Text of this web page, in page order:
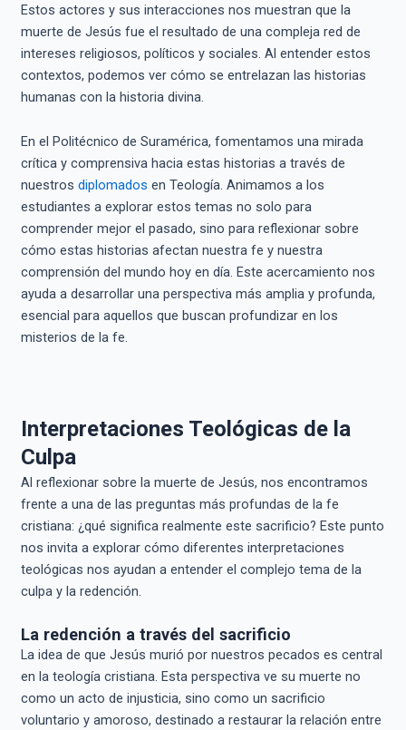
Estos actores y sus interacciones nos muestran que la
muerte de Jesús fue el resultado de una compleja red de
intereses religiosos, políticos y sociales. Al entender estos
contextos, podemos ver cómo se entrelazan las historias
humanas con la historia divina.
En el Politécnico de Suramérica, fomentamos una mirada
crítica y comprensiva hacia estas historias a través de
nuestros diplomados en Teología. Animamos a los
estudiantes a explorar estos temas no solo para
comprender mejor el pasado, sino para reflexionar sobre
cómo estas historias afectan nuestra fe y nuestra
comprensión del mundo hoy en día. Este acercamiento nos
ayuda a desarrollar una perspectiva más amplia y profunda,
esencial para aquellos que buscan profundizar en los
misterios de la fe.
Interpretaciones Teológicas de la
Culpa
Al reflexionar sobre la muerte de Jesús, nos encontramos
frente a una de las preguntas más profundas de la fe
cristiana: ¿qué significa realmente este sacrificio? Este punto
nos invita a explorar cómo diferentes interpretaciones
teológicas nos ayudan a entender el complejo tema de la
culpa y la redención.
La redención a través del sacrificio
La idea de que Jesús murió por nuestros pecados es central
en la teología cristiana. Esta perspectiva ve su muerte no
como un acto de injusticia, sino como un sacrificio
voluntario y amoroso, destinado a restaurar la relación entre